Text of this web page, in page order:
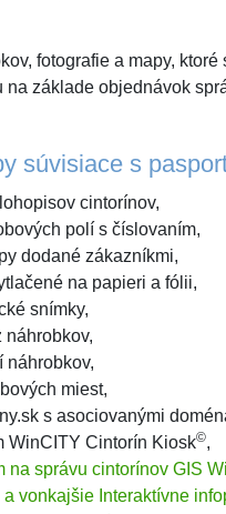
fotografie a mapy,
na základe objednávok
súvisiace s
cintorínov,
polí s číslovaním,
dodané zákazníkmi,
na papieri a fólii,
snímky,
náhrobkov,
náhrobkov,
miest,
s asociovanými
WinCITY Cintorín Kiosk©,
na správu cintorínov GIS
vonkajšie Interaktívne